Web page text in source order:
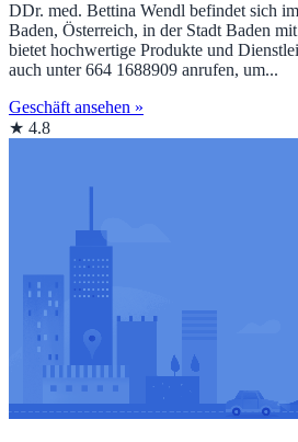
DDr. med. Bettina Wendl befindet sich
Baden, Österreich, in der Stadt Baden
bietet hochwertige Produkte und
auch unter 664 1688909 anrufen, um...
Geschäft ansehen »
★ 4.8